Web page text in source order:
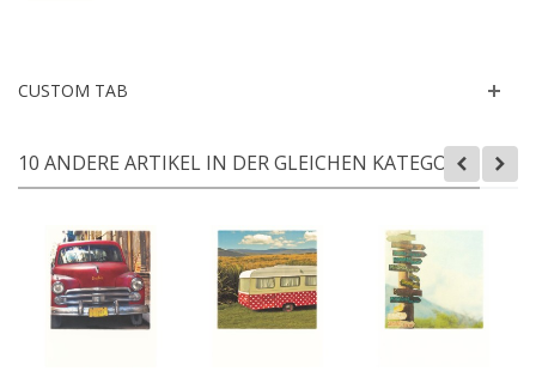
CUSTOM TAB
10 ANDERE ARTIKEL IN DER GLEICHEN KATEGORIE: